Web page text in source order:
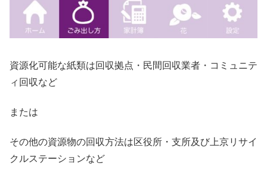
資源化可能な紙類は回収拠点・民間回収業者・コミュニテ
ィ回収など
または
その他の資源物の回収方法は区役所・支所及び上京リサイ
クルステーションなど